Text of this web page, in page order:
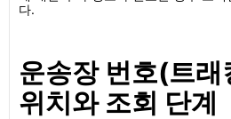
다.
운송장 번호(트래
위치와 조회 단계